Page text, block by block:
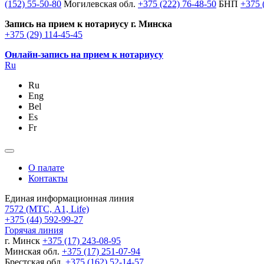
(152) 55-50-80 Могилевская обл. +375 (222) 76-48-50 БНП +375
Запись на прием к нотариусу г. Минска
+375 (29) 114-45-45
Онлайн-запись на прием к нотариусу
Ru
Ru
Eng
Bel
Es
Fr
О палате
Контакты
Единая информационная линия
7572 (МТС, A1, Life)
+375 (44) 592-99-27
Горячая линия
г. Минск +375 (17) 243-08-95
Минская обл. +375 (17) 251-07-94
Брестская обл. +375 (162) 52-14-57